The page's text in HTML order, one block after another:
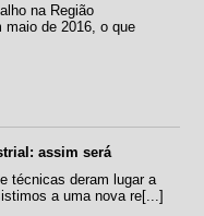
na Região
maio de 2016, o que
assim será
técnicas deram lugar a
a uma nova re[...]